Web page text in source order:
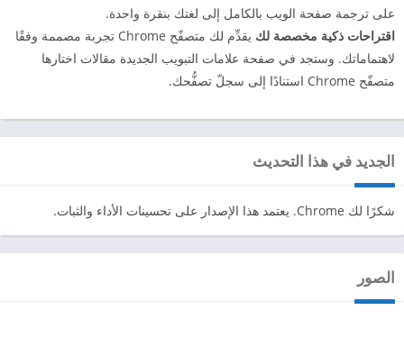
على ترجمة صفحة الويب بالكامل إلى لغتك بنقرة واحدة.
اقتراحات ذكية مخصصة لك
يقدِّم لك متصفّح Chrome تجربة مصممة وفقًا
لاهتماماتك. وستجد في صفحة علامات التبويب الجديدة مقالات اختارها
متصفّح Chrome استنادًا إلى سجلّ تصفُّحك.
الجديد في هذا التحديث
‏شكرًا لك Chrome. يعتمد هذا الإصدار على تحسينات الأداء والثبات.
الصور